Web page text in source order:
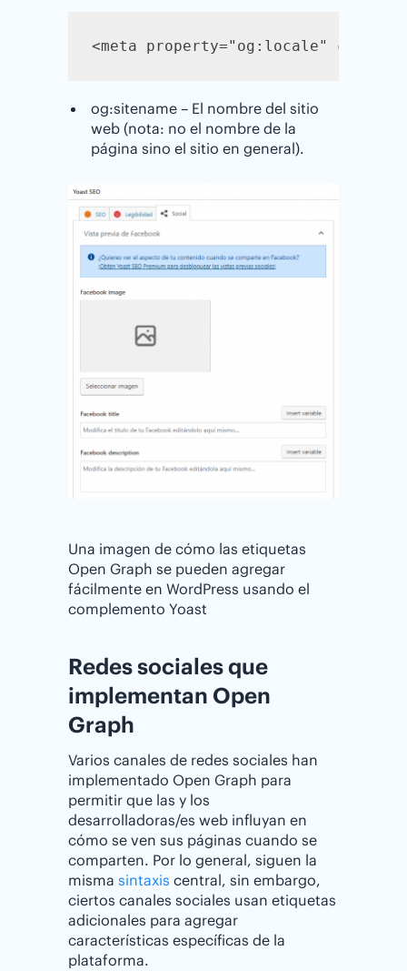
<meta property="og:locale"
og:sitename – El nombre del sitio
web (nota: no el nombre de la
página sino el sitio en general).
Una imagen de cómo las etiquetas
Open Graph se pueden agregar
fácilmente en WordPress usando el
complemento Yoast
Redes sociales que
implementan Open
Graph
Varios canales de redes sociales han
implementado Open Graph para
permitir que las y los
desarrolladoras/es web influyan en
cómo se ven sus páginas cuando se
comparten. Por lo general, siguen la
misma sintaxis central, sin embargo,
ciertos canales sociales usan etiquetas
adicionales para agregar
características específicas de la
plataforma.